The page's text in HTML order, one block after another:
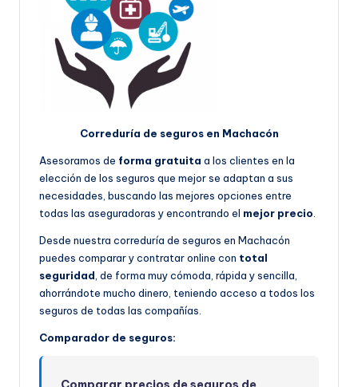
Correduría de seguros en Machacón
Asesoramos de forma gratuita a los clientes en la
elección de los seguros que mejor se adaptan a sus
necesidades, buscando las mejores opciones entre
todas las aseguradoras y encontrando el mejor precio.
Desde nuestra correduría de seguros en Machacón
puedes comparar y contratar online con total
seguridad, de forma muy cómoda, rápida y sencilla,
ahorrándote mucho dinero, teniendo acceso a todos los
seguros de todas las compañías.
Comparador de seguros: